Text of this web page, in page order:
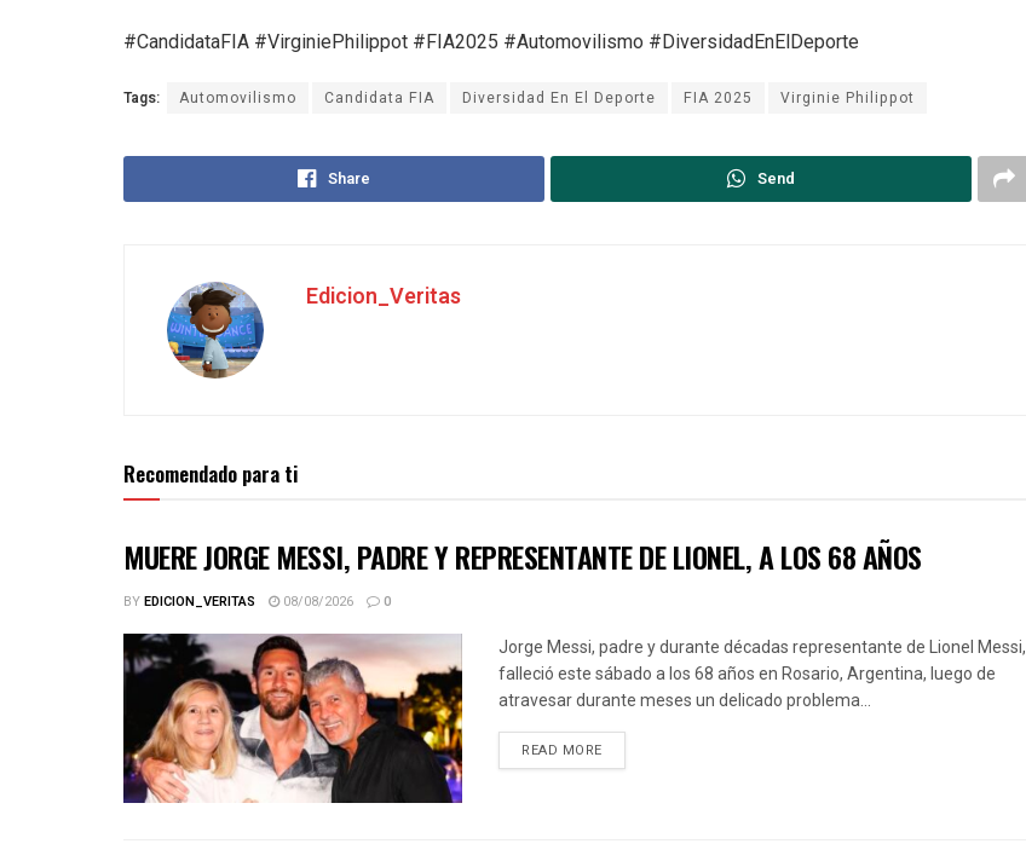
#CandidataFIA #VirginiePhilippot #FIA2025 #Automovilismo #DiversidadEnElDeporte
Tags: Automovilismo Candidata FIA Diversidad En El Deporte FIA 2025 Virginie Philippot
Share Send
Edicion_Veritas
Recomendado para ti
MUERE JORGE MESSI, PADRE Y REPRESENTANTE DE LIONEL, A LOS 68 AÑOS
BYEDICION_VERITAS 08/08/2026 0
Jorge Messi, padre y durante décadas representante de Lionel Messi,
falleció este sábado a los 68 años en Rosario, Argentina, luego de
atravesar durante meses un delicado problema...
READ MORE